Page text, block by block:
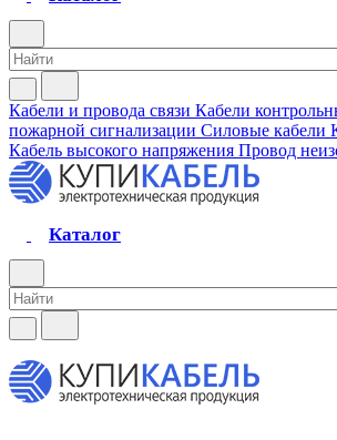
Кабели и провода связи Кабели
пожарной сигнализации Силовые кабели
Кабель высокого напряжения Провод
Каталог